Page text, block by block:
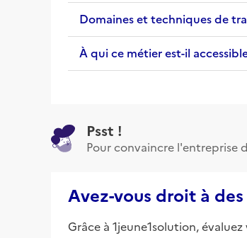
Domaines et techniques de
À qui ce métier est-il
Psst !
Pour convaincre l'entreprise
Avez-vous droit à
Grâce à 1jeune1solution,